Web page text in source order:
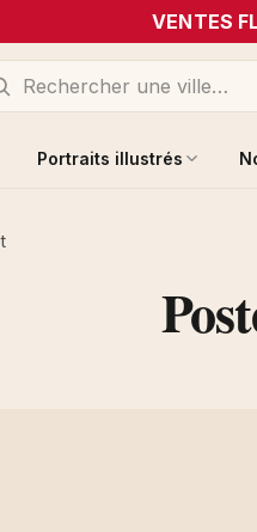
VENTES
Portraits illustrés